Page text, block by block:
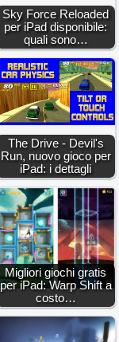
Sky Force Reloaded
per iPad disponibile:
quali sono…
The Drive - Devil's
Run, nuovo gioco per
iPad: i dettagli
Migliori giochi gratis
per iPad: Warp Shift a
costo…